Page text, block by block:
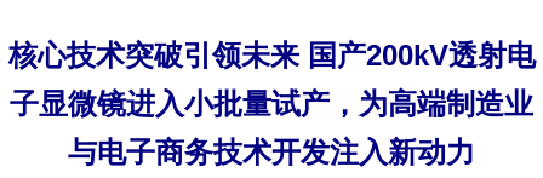
核心技术突破引领未来 国产200kV透射电
子显微镜进入小批量试产，为高端制造业
与电子商务技术开发注入新动力